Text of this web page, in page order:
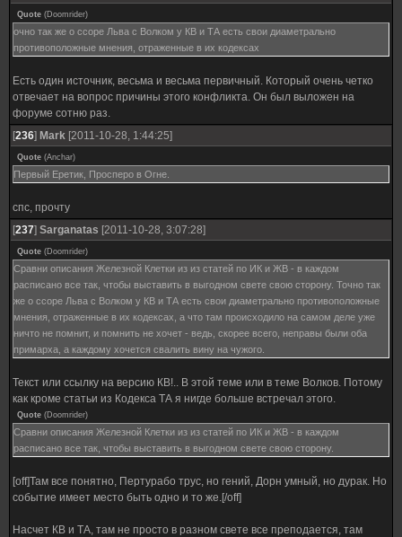
Quote (Doomrider)
очно так же о ссоре Льва с Волком у КВ и ТА есть свои диаметрально
противоположные мнения, отраженные в их кодексах
Есть один источник, весьма и весьма первичный. Который очень четко
отвечает на вопрос причины этого конфликта. Он был выложен на
форуме сотню раз.
[236] Mark [2011-10-28, 1:44:25]
Quote (Anchar)
Первый Еретик, Просперо в Огне.
спс, прочту
[237] Sarganatas [2011-10-28, 3:07:28]
Quote (Doomrider)
Сравни описания Железной Клетки из из статей по ИК и ЖВ - в каждом
расписано все так, чтобы выставить в выгодном свете свою сторону. Точно так
же о ссоре Льва с Волком у КВ и ТА есть свои диаметрально противоположные
мнения, отраженные в их кодексах, а что там происходило на самом деле уже
ничто не помнит, и помнить не хочет - ведь, скорее всего, неправы были оба
примарха, а каждому хочется свалить вину на чужого.
Текст или ссылку на версию КВ!.. В этой теме или в теме Волков. Потому
как кроме статьи из Кодекса ТА я нигде больше встречал этого.
Quote (Doomrider)
Сравни описания Железной Клетки из из статей по ИК и ЖВ - в каждом
расписано все так, чтобы выставить в выгодном свете свою сторону.
[off]Там все понятно, Пертурабо трус, но гений, Дорн умный, но дурак. Но
событие имеет место быть одно и то же.[/off]
Насчет КВ и ТА, там не просто в разном свете все преподается, там